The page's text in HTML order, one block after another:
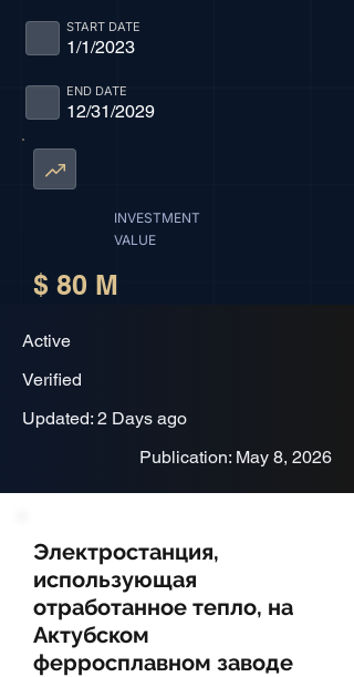
1/1/2023
START DATE
12/31/2029
END DATE
INVESTMENT
VALUE
$ 80 M
Active
Verified
Updated: 2 Days ago
Publication: May 8, 2026
Электростанция,
использующая
отработанное тепло, на
Актубском
ферросплавном заводе